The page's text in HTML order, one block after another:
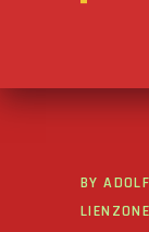
BY
LIENZONE